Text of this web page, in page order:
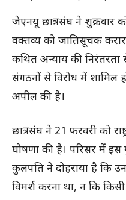
जेएनयू छात्रसंघ ने शुक्रवार
वक्तव्य को जातिसूचक करार
कथित अन्याय की
संगठनों से विरोध में शामिल
अपील की है।
छात्रसंघ ने 21 फरवरी को
घोषणा की है। परिसर में इस
कुलपति ने दोहराया है कि
विमर्श करना था, न कि